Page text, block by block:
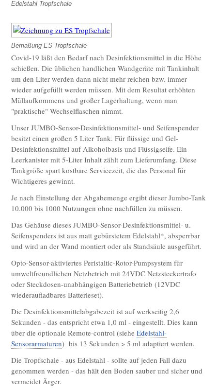
ES Piezo-Tasterarmaturen Wand UP
Edelstahlarmaturen manuell
ES Standarmaturen Trink- u. VE-Wasser
ES Wandarmaturen Trink- u. VE-Wasser
ES Pendelbrausen für VE- und Trinkwasser
Edelstahl-Sonderzubehör
ES VE-Wasser Druckluft Hygienepistolen-Set
ES Sensorspender für Seifen- u.
Desinfektionsmittel
ES Covid-Prüfschleusen mit Masken- u.
Temperaturprüfung
ES Einzel- Mehrplatz-
Sensorseifenspenderanlagen
ES Waschraum Accessoires
Zubehör/Ersatzteile
Sonderbauten
ES-Trinkbrunnenbecken mit ATM-
Antitropfmulde
Kniehebel Selbstschlussarmatur
Elektronik
Sanitärelektronik
Sanitärarmaturen
Sonderfertigungen
Edelstahl Tropfschale
Bemaßung ES Tropfschale
Covid-19 läßt den Bedarf nach Desinfektionsmittel in die Höhe
schießen. Die üblichen handlichen Wandgeräte mit Tankinhalt
um den Liter werden dann nicht mehr reichen bzw. immer
wieder aufgefüllt werden müssen. Mit dem Resultat erhöhten
Müllaufkommens und großer Lagerhaltung, wenn man
"praktische" Wechselflaschen nimmt.
Unser JUMBO-Sensor-Desinfektionsmittel- und Seifenspender
besitzt einen großen 5 Liter Tank. Für flüssige und Gel-
Desinfektionsmittel auf Alkoholbasis und Flüssigseife. Ein
Leerkanister mit 5-Liter Inhalt zählt zum Lieferumfang. Diese
Tankgröße spart kostbare Servicezeit, die das Personal für
Wichtigeres gewinnt.
Je nach Einstellung der Abgabemenge ergibt dieser Jumbo-Tank
10.000 bis 1000 Nutzungen ohne nachfüllen zu müssen.
Das Gehäuse dieses JUMBO-Sensor-Desinfektionsmittel- u.
Seifenspenders ist aus matt gebürstetem Edelstahl*, absperrbar
und wird an der Wand montiert oder als Standsäule ausgeführt.
Opto-Sensor-aktiviertes Peristaltic-Rotor-Pumpsystem für
umweltfreundlichen Netzbetrieb mit 24VDC Netzsteckertrafo
oder Steckdosen-unabhängigen Batteriebetrieb (12VDC
wiederaufladbares Batterieset).
Die Desinfektionsmittelabgabezeit ist auf werkseitig 2,6
Sekunden - das entspricht etwa 1,0 ml - eingestellt. Dies kann
über die optionale Remote-control (siehe Edelstahl-
Sensorarmaturen) bis 13 Sekunden > 5 ml adaptiert werden.
Die Tropfschale - aus Edelstahl - sollte auf jeden Fall dazu
genommen werden - das hält den Boden sauber und sicher und
vermeidet Ärger.